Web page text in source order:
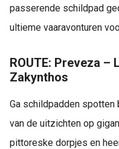
passerende schildpad
ultieme vaaravonturen
ROUTE: Preveza –
Zakynthos
Ga schildpadden spotten
van de uitzichten op
pittoreske dorpjes en